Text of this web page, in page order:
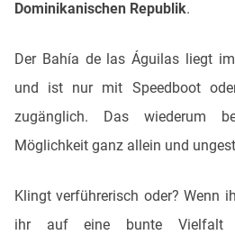
Dominikanischen Republik.
Der Bahía de las Águilas liegt
und ist nur mit Speedboot
zugänglich. Das wiederum
Möglichkeit ganz allein und
Klingt verführerisch oder? Wenn
ihr auf eine bunte Vielfalt